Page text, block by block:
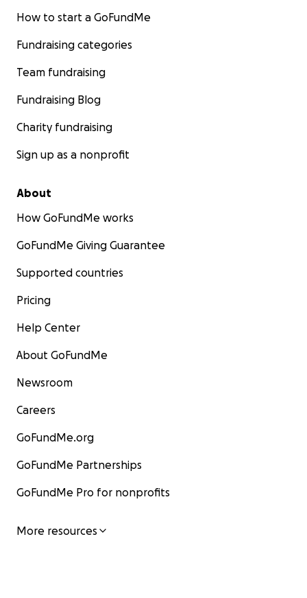
How to start a GoFundMe
Fundraising categories
Team fundraising
Fundraising Blog
Charity fundraising
Sign up as a nonprofit
About
How GoFundMe works
GoFundMe Giving Guarantee
Supported countries
Pricing
Help Center
About GoFundMe
Newsroom
Careers
GoFundMe.org
GoFundMe Partnerships
GoFundMe Pro for nonprofits
More resources